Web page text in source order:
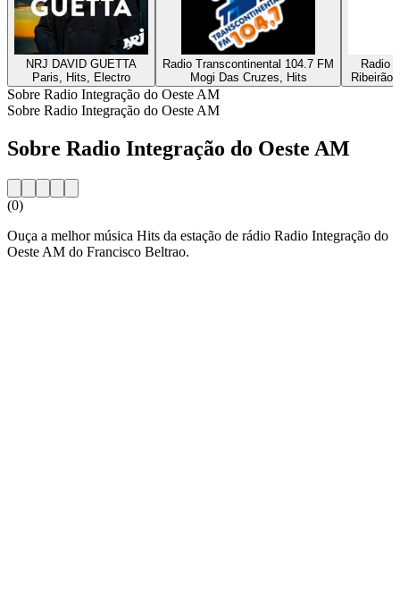
NRJ DAVID GUETTA
Paris, Hits, Electro
Radio Transcontinental 104.7 FM
Mogi Das Cruzes, Hits
Radio
Ribeirão
Sobre Radio Integração do Oeste AM
Sobre Radio Integração do Oeste AM
Sobre Radio Integração do Oeste AM
(0)
Ouça a melhor música Hits da estação de rádio Radio Integração do
Oeste AM do Francisco Beltrao.